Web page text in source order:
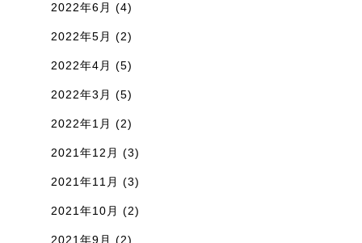
2022年6月 (4)
2022年5月 (2)
2022年4月 (5)
2022年3月 (5)
2022年1月 (2)
2021年12月 (3)
2021年11月 (3)
2021年10月 (2)
2021年9月 (2)